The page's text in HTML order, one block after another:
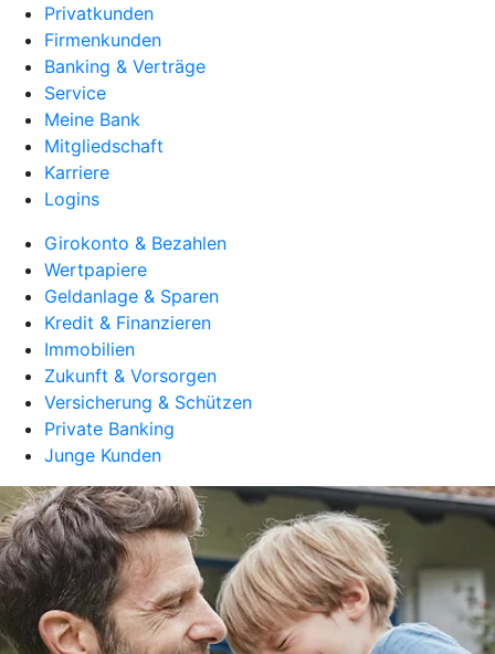
Privatkunden
Firmenkunden
Banking & Verträge
Service
Meine Bank
Mitgliedschaft
Karriere
Logins
Girokonto & Bezahlen
Wertpapiere
Geldanlage & Sparen
Kredit & Finanzieren
Immobilien
Zukunft & Vorsorgen
Versicherung & Schützen
Private Banking
Junge Kunden